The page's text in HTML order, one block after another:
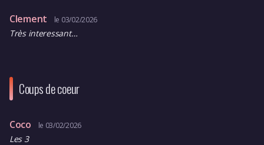
Clement le 03/02/2026
Très interessant…
Coups de coeur
Coco le 03/02/2026
Les 3